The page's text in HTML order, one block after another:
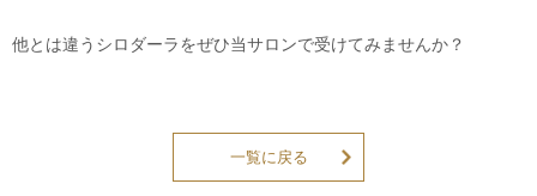
他とは違うシロダーラをぜひ当サロンで受けてみませんか？
一覧に戻る